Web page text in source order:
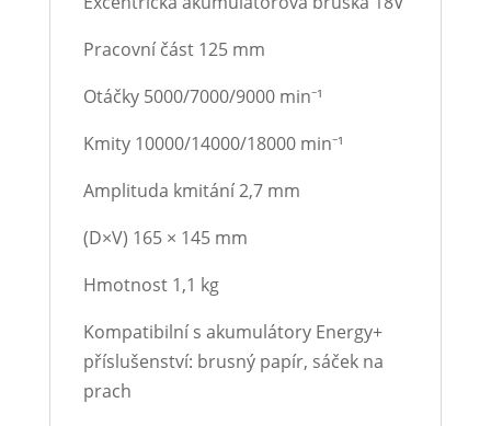
Pracovní část 125 mm
Otáčky 5000/7000/9000 min⁻¹
Kmity 10000/14000/18000 min⁻¹
Amplituda kmitání 2,7 mm
(D×V) 165 × 145 mm
Hmotnost 1,1 kg
Kompatibilní s akumulátory Energy+
příslušenství: brusný papír, sáček na
prach